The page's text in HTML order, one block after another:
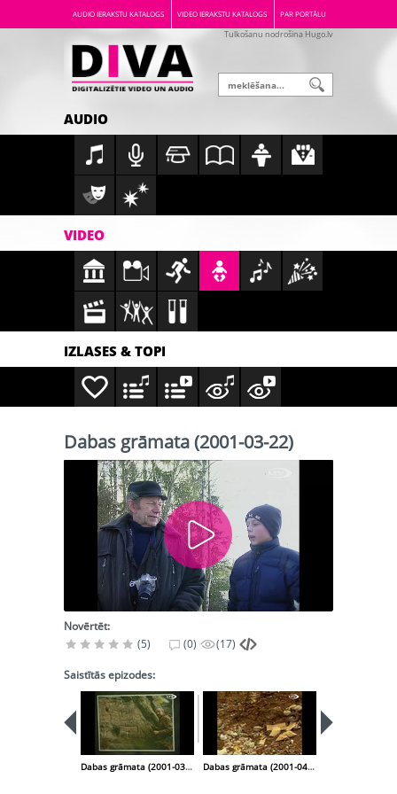
AUDIO IERAKSTU KATALOGS VIDEO IERAKSTU KATALOGS PAR PORTĀLU
Tulkošanu nodrošina Hugo.lv
AUDIO
VIDEO
IZLASES & TOPI
Dabas grāmata (2001-03-22)
Novērtēt:
(5)
(0) (17)
Saistītās epizodes:
Dabas grāmata (2001-03-08) Dabas grāmata (2001-04-05)